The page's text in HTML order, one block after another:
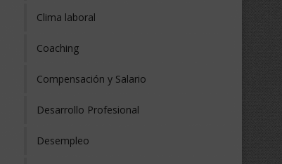
Clima laboral
Coaching
Compensación y Salario
Desarrollo Profesional
Desempleo